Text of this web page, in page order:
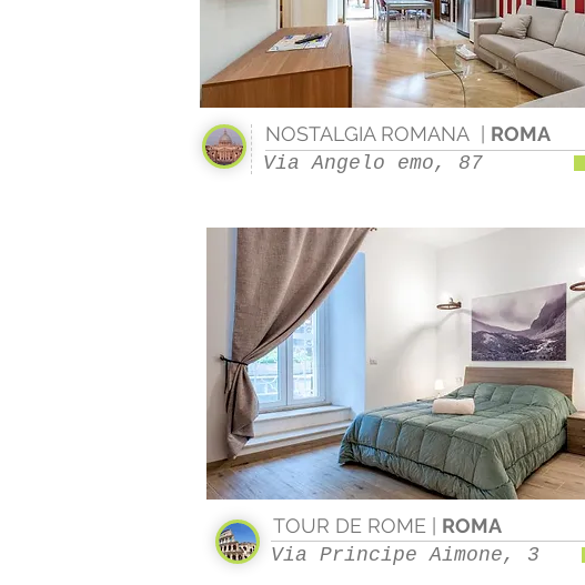
NOSTALGIA ROMANA | ROMA
Via Angelo emo, 87
TOUR DE ROME | ROMA
Via Principe Aimone, 3